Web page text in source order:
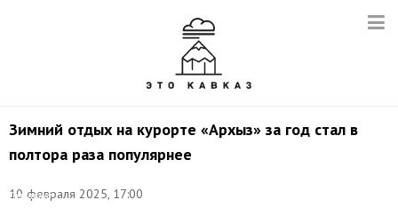
Зимний отдых на курорте «Архыз» за год стал в
полтора раза популярнее
10 февраля 2025, 17:00
Дмитрий